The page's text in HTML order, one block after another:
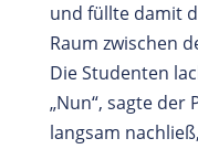
und füllte damit
Raum zwischen
Die Studenten
„Nun“, sagte der
langsam